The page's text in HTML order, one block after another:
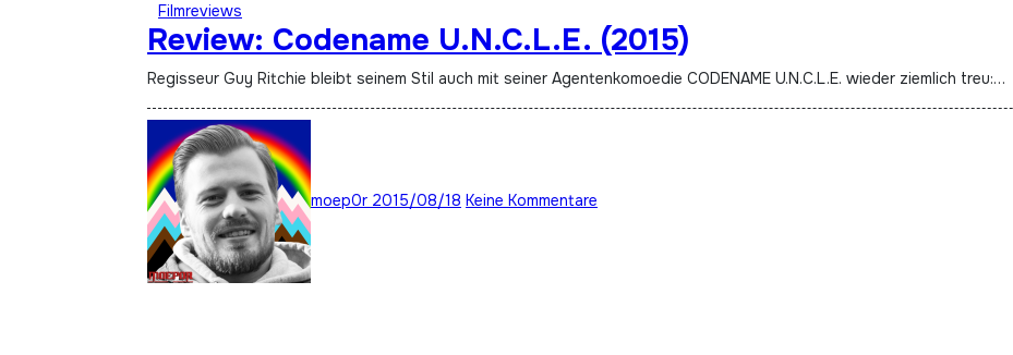
Filmreviews
Review: Codename U.N.C.L.E. (2015)
Regisseur Guy Ritchie bleibt seinem Stil auch mit seiner Agentenkomoedie CODENAME U.N.C.L.E. wieder ziemlich treu:…
moep0r 2015/08/18 Keine Kommentare